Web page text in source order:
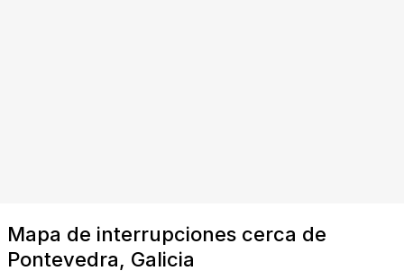
Mapa de interrupciones cerca de
Pontevedra, Galicia